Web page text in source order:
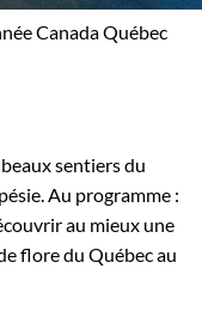
sentiers du
Au programme :
au mieux une
flore du Québec au